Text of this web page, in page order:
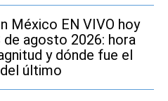
México EN VIVO hoy
de agosto 2026: hora
y dónde fue el
último